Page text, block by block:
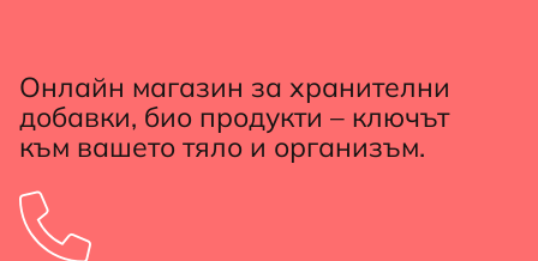
Онлайн магазин за хранителни
добавки, био продукти – ключът
към вашето тяло и организъм.